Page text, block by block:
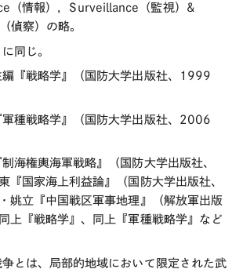
（情報），Surveillance（監視）&
偵察）の略。
同じ。
編『戦略学』（国防大学出版社、1999
軍種戦略学』（国防大学出版社、2006
制海権輿海軍戦略』（国防大学出版社、
『国家海上利益論』（国防大学出版社、
姚立『中国戦区軍事地理』（解放軍出版
上『戦略学』、同上『軍種戦略学』など
争とは、局部的地域において限定された武